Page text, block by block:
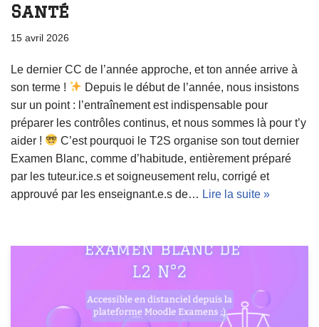
Santé
15 avril 2026
Le dernier CC de l’année approche, et ton année arrive à
son terme !
Depuis le début de l’année, nous insistons
sur un point : l’entraînement est indispensable pour
préparer les contrôles continus, et nous sommes là pour t’y
aider !
C’est pourquoi le T2S organise son tout dernier
Examen Blanc, comme d’habitude, entièrement préparé
par les tuteur.ice.s et soigneusement relu, corrigé et
approuvé par les enseignant.e.s de… Lire la suite »